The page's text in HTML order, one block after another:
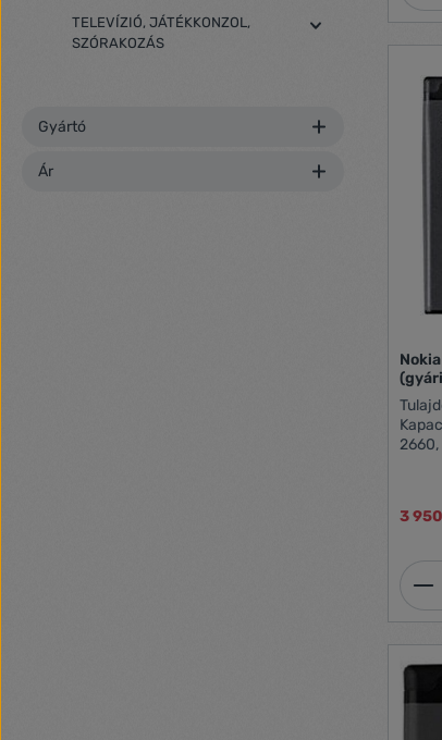
TELEVÍZIÓ, JÁTÉKKONZOL,
SZÓRAKOZÁS
Gyártó
Ár
Tulajdonságok:
2660,
3